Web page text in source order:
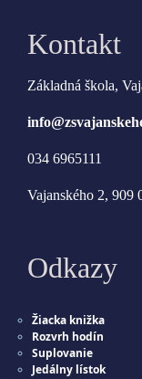
Kontakt
Základná škola,
034 6965111
Vajanského 2, 909
Odkazy
Žiacka knižka
Rozvrh hodín
Suplovanie
Jedálny lístok